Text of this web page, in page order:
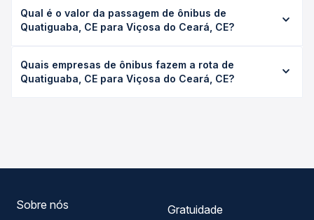
Ceará, CE leva em média 0 horas, podendo variar
conforme a viação, o tipo de serviço (convencional,
duração exata de cada opção na data desejada.
Qual é o valor da passagem de ônibus de
Quatiguaba, CE para Viçosa do Ceará, CE?
Viçosa do Ceará, CE custa em média não identificado e
varia conforme a data da viagem, a empresa, o tipo de
Quais empresas de ônibus fazem a rota de
Quatiguaba, CE para Viçosa do Ceará, CE?
Sobre nós
Gratuidade